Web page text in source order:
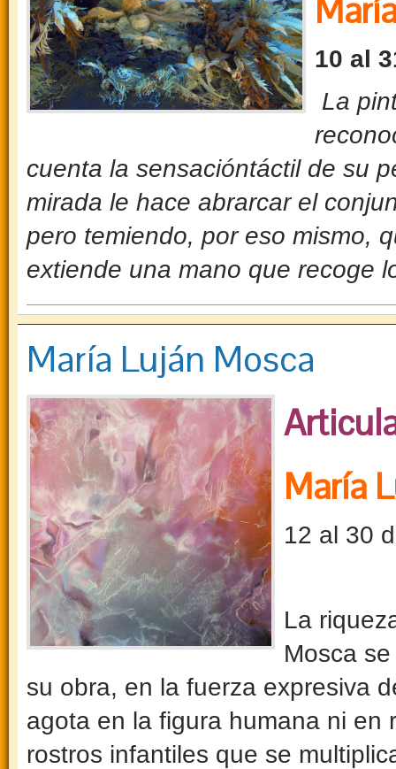
10 al
La
cuenta la sensacióntáctil de su
mirada le hace abrarcar el
pero temiendo, por eso mismo,
extiende una mano que recoge
María Luján Mosca
María
12 al 30
La
Mosca
su obra, en la fuerza expresiva
agota en la figura humana ni en
rostros infantiles que se